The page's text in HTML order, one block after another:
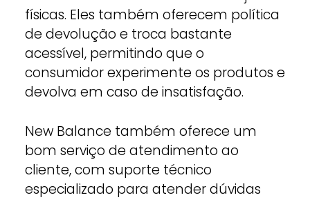
físicas. Eles também oferecem política
de devolução e troca bastante
acessível, permitindo que o
consumidor experimente os produtos e
devolva em caso de insatisfação.
New Balance também oferece um
bom serviço de atendimento ao
cliente, com suporte técnico
especializado para atender dúvidas